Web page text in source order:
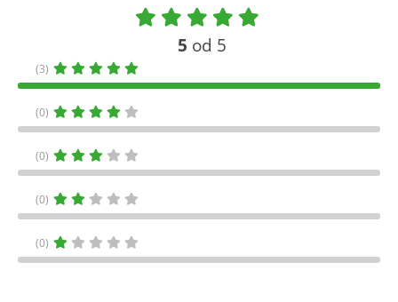
5 od 5
(3)
(0)
(0)
(0)
(0)